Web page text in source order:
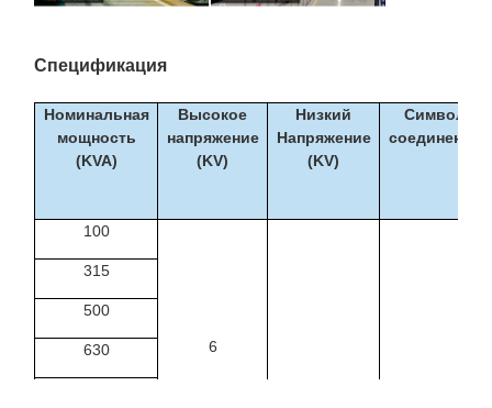
Спецификация
Номинальная
мощность
(KVA)
Высокое
напряжение
(KV)
Низкий
Напряжение
(KV)
Символ
соединения
100
6
315
500
630